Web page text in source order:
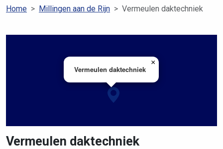
Home Millingen aan de Rijn Vermeulen daktechniek
Vermeulen daktechniek
×
Vermeulen daktechniek